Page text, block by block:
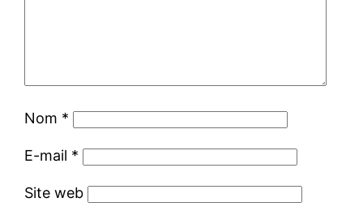
Nom *
E-mail *
Site web